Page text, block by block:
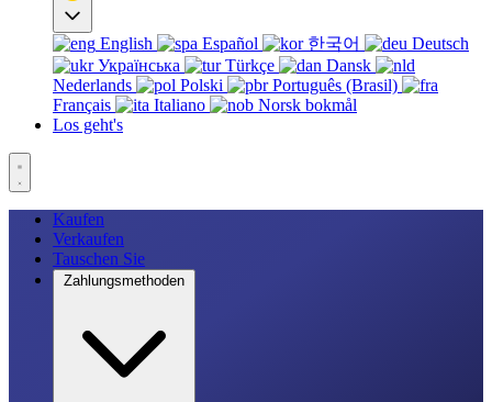
English Español 한국어
Deutsch
Українська
Türkçe
Dansk
Nederlands
Polski
Português (Brasil)
Français
Italiano
Norsk bokmål
Los geht's
Kaufen
Verkaufen
Tauschen Sie
Zahlungsmethoden